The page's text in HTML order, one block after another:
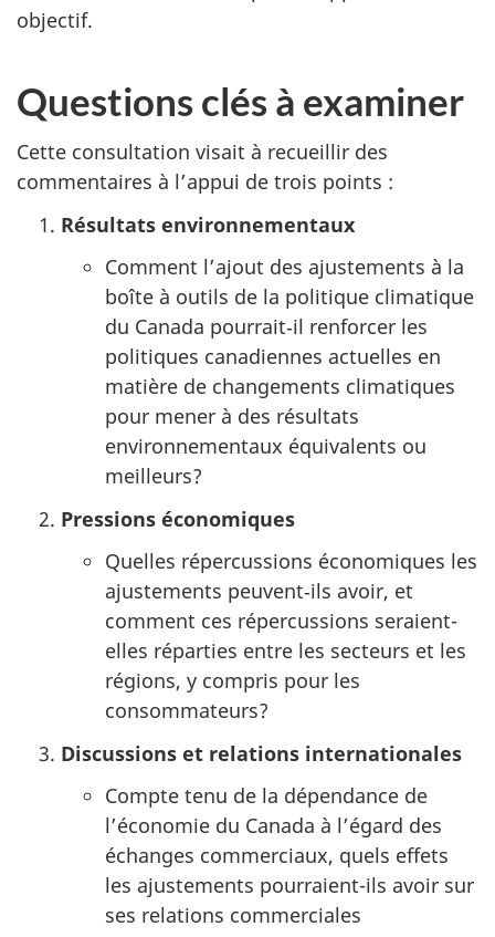
objectif.
Questions clés à examiner
Cette consultation visait à recueillir des
commentaires à l’appui de trois points :
Résultats environnementaux
Comment l’ajout des ajustements à la
boîte à outils de la politique climatique
du Canada pourrait‑il renforcer les
politiques canadiennes actuelles en
matière de changements climatiques
pour mener à des résultats
environnementaux équivalents ou
meilleurs?
Pressions économiques
Quelles répercussions économiques les
ajustements peuvent‑ils avoir, et
comment ces répercussions seraient-
elles réparties entre les secteurs et les
régions, y compris pour les
consommateurs?
Discussions et relations internationales
Compte tenu de la dépendance de
l’économie du Canada à l’égard des
échanges commerciaux, quels effets
les ajustements pourraient-ils avoir sur
ses relations commerciales